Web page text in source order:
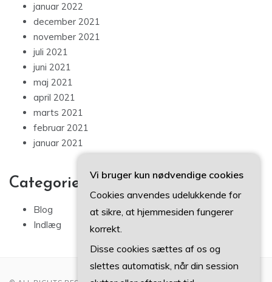
januar 2022
december 2021
november 2021
juli 2021
juni 2021
maj 2021
april 2021
marts 2021
februar 2021
januar 2021
Categories
Blog
Indlæg
Vi bruger kun nødvendige cookies
Cookies anvendes udelukkende for
at sikre, at hjemmesiden fungerer
korrekt.
Disse cookies sættes af os og
slettes automatisk, når din session